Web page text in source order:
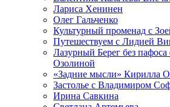
Лариса Хенинен
Олег Гальченко
Культурный променад с
Путешествуем с Лидией
Лазурный Берег без
Озолиной
«Задние мысли» Кирилла
Застолье с Владимиром
Ирина Савкина